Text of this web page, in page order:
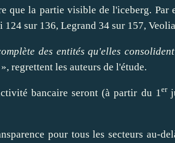
que la partie visible de l'iceberg. Par
124 sur 136, Legrand 34 sur 157,
des entités qu'elles
regrettent les auteurs de l'étude.
bancaire seront (àpartir du 1 er
pour tous les secteurs au-